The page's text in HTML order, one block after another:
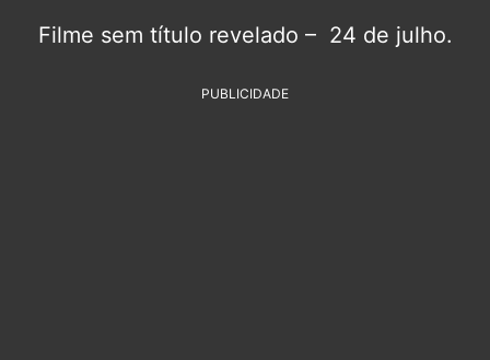
Filme sem título revelado – 24 de julho.
PUBLICIDADE